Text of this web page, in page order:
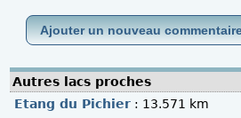
Ajouter un nouveau
Autres lacs proches
Etang du Pichier : 13.571 km